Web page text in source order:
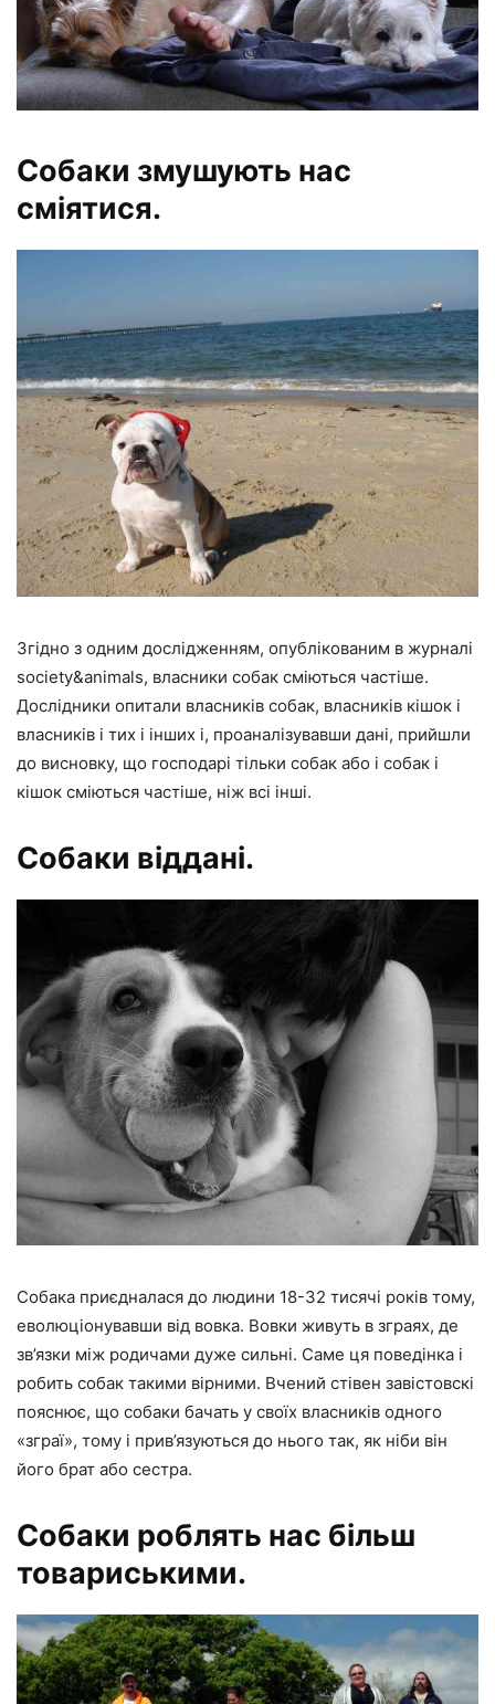
Собаки змушують нас
сміятися.
Згідно з одним дослідженням, опублікованим в журналі
society&animals, власники собак сміються частіше.
Дослідники опитали власників собак, власників кішок і
власників і тих і інших і, проаналізувавши дані, прийшли
до висновку, що господарі тільки собак або і собак і
кішок сміються частіше, ніж всі інші.
Собаки віддані.
Собака приєдналася до людини 18-32 тисячі років тому,
еволюціонувавши від вовка. Вовки живуть в зграях, де
зв’язки між родичами дуже сильні. Саме ця поведінка і
робить собак такими вірними. Вчений стівен завістовскі
пояснює, що собаки бачать у своїх власників одного
«зграї», тому і прив’язуються до нього так, як ніби він
його брат або сестра.
Собаки роблять нас більш
товариськими.